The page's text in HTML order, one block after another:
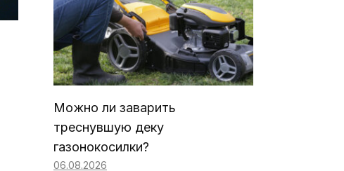
Можно ли заварить
треснувшую деку
газонокосилки?
06.08.2026